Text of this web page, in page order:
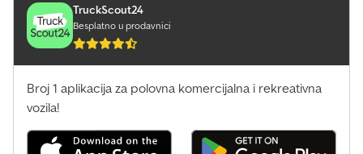
Linde E30L
Linde E35Hl
Linde E40/600Hl
Linde E45/600Hl
TruckScout24
Besplatno u prodavnici
Broj 1 aplikacija za polovna komercijalna i rekreativna
vozila!